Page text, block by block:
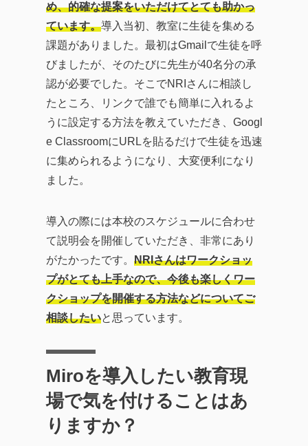
め、的確な提案をいただけてとても助かっ
ています。導入当初、教室に生徒を集める
課題がありました。最初はGmailで生徒を呼
びましたが、そのたびに先生が40名分の承
認が必要でした。そこでNRIさんに相談し
たところ、リンクで誰でも簡単に入れるよ
うに設定する方法を教えていただき、Googl
e ClassroomにURLを貼るだけで生徒を迅速
に集められるようになり、大変便利になり
ました。
導入の際には本校のスケジュールに合わせ
て説明会を開催していただき、非常にあり
がたかったです。 NRIさんはワークショッ
プがとても上手なので、今後も楽しくワー
クショップを開催する方法などについてご
相談したいと思っています。
Miroを導入したい教育現
場で気を付けることはあ
りますか？